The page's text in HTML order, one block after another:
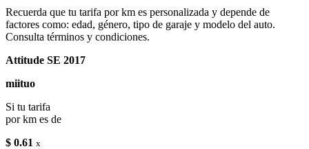
Recuerda que tu tarifa por km es personalizada y depende de
factores como: edad, género, tipo de garaje y modelo del auto.
Consulta términos y condiciones.
Attitude SE 2017
miituo
Si tu tarifa
por km es de
$ 0.61 x